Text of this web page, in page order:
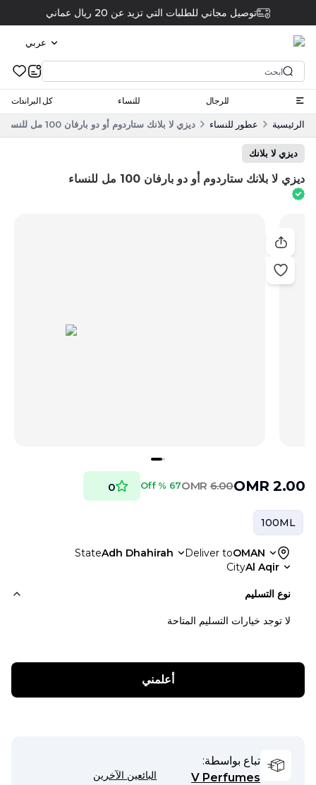
توصيل مجاني للطلبات التي تزيد عن 20 ريال عماني
عربي
للرجال للنساء كل البراندات
الرئيسية عطور للنساء ديزي لا بلانك ستاردوم أو دو بارفان 100 مل للنساء
ديزي لا بلانك
ديزي لا بلانك ستاردوم أو دو بارفان 100 مل للنساء
OMR 2.00
OMR 6.00
67 % Off
0
100ML
Deliver toOMAN
StateAdh Dhahirah
CityAl Aqir
نوع التسليم
لا توجد خيارات التسليم المتاحة
أعلمني
تباع بواسطة:
V Perfumes
البائعين الآخرين